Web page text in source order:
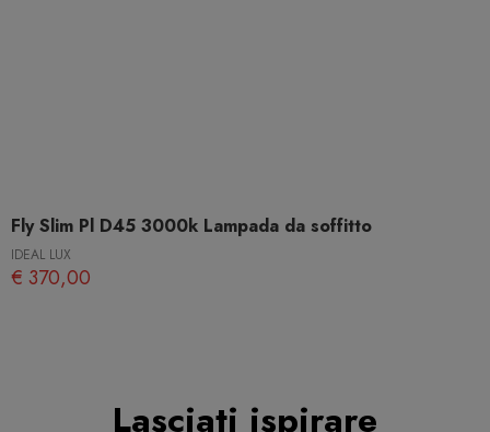
Fly Slim Pl D45 3000k Lampada da soffitto
IDEAL LUX
€ 370,00
Lasciati ispirare